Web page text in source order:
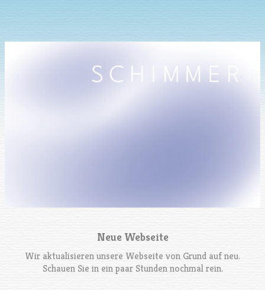
Neue Webseite
Wir aktualisieren unsere Webseite von Grund auf neu.
Schauen Sie in ein paar Stunden nochmal rein.